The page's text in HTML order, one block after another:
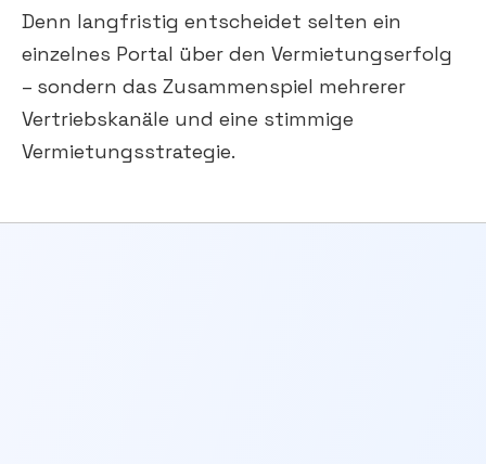
Denn langfristig entscheidet selten ein
einzelnes Portal über den Vermietungserfolg
– sondern das Zusammenspiel mehrerer
Vertriebskanäle und eine stimmige
Vermietungsstrategie.